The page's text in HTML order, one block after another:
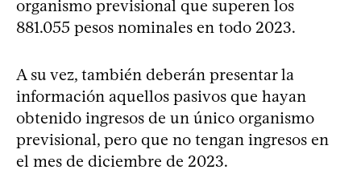
organismo previsional que superen los
881.055 pesos nominales en todo 2023.
A su vez, también deberán presentar la
información aquellos pasivos que hayan
obtenido ingresos de un único organismo
previsional, pero que no tengan ingresos en
el mes de diciembre de 2023.